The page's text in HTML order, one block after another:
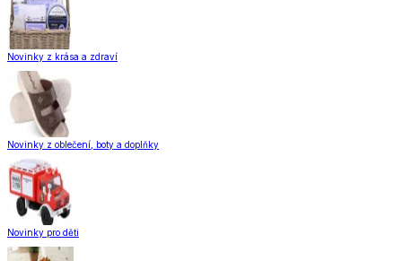
Novinky z krása a zdraví
Novinky z oblečení, boty a doplňky
Novinky pro děti